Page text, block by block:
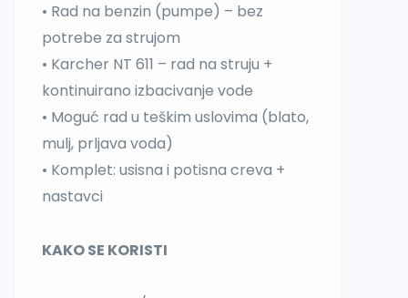
• Rad na benzin (pumpe) – bez
potrebe za strujom
• Karcher NT 611 – rad na struju +
kontinuirano izbacivanje vode
• Moguć rad u teškim uslovima (blato,
mulj, prljava voda)
• Komplet: usisna i potisna creva +
nastavci
KAKO SE KORISTI